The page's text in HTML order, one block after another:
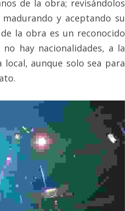
de la obra; revisándolos
y aceptando su
la obra es un reconocido
hay nacionalidades, a la
aunque solo sea para